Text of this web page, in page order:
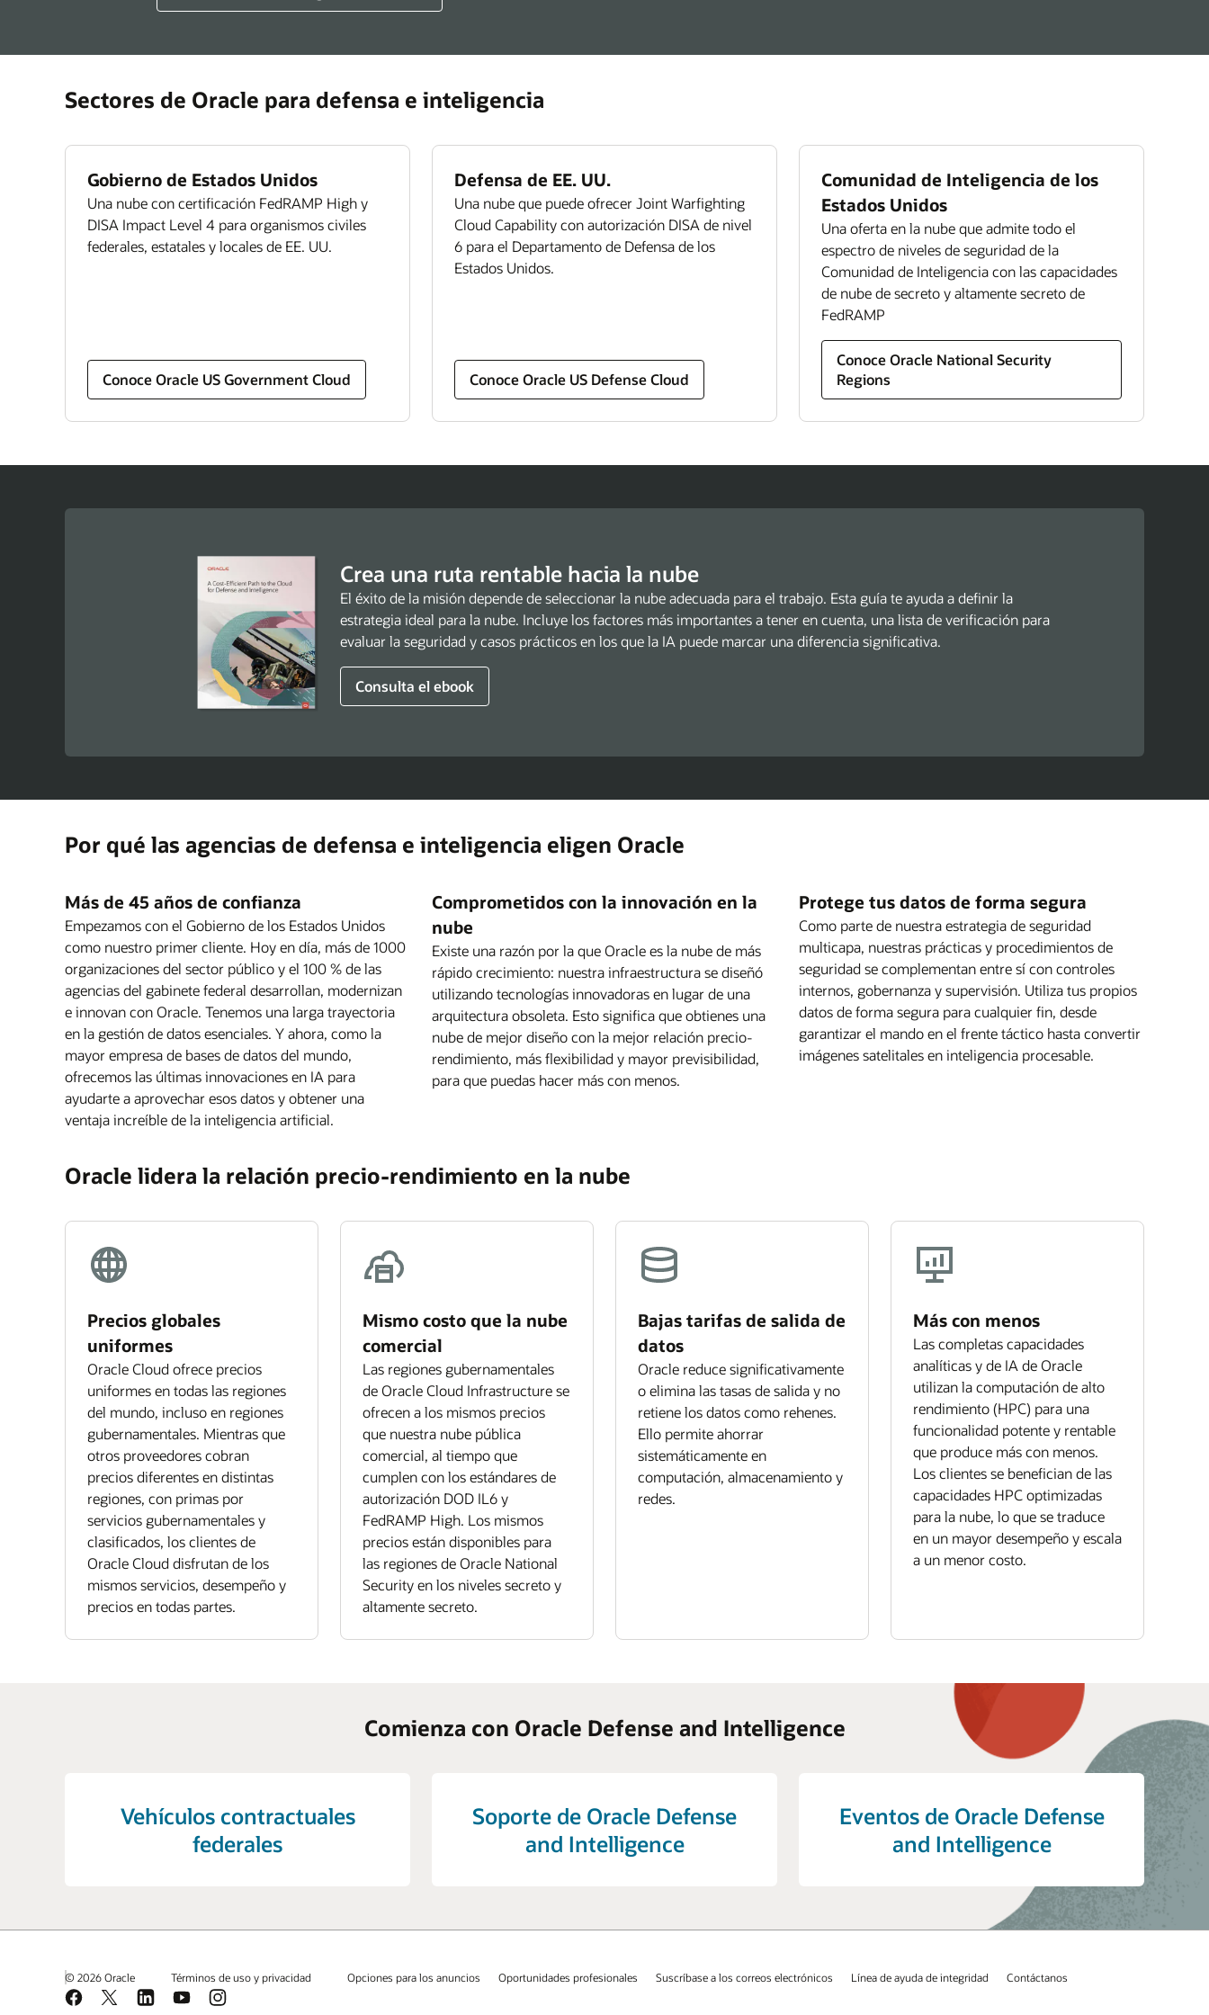
empleado coherente en todos los dispositivos, centraliza
y ofrece nuevas capacidades para preparar al personal.
Conoce Oracle Human Capital Management
rendimiento (PDF)
últimas tecnologías que incorpora Federal Financials.
Sectores de Oracle para defensa e inteligencia
Gobierno de Estados Unidos
Una nube con certificación FedRAMP High y
DISA Impact Level 4 para organismos civiles
federales, estatales y locales de EE. UU.
Conoce Oracle US Government Cloud
Defensa de EE. UU.
Una nube que puede ofrecer Joint Warfighting
Cloud Capability con autorización DISA de nivel
6 para el Departamento de Defensa de los
Estados Unidos.
Conoce Oracle US Defense Cloud
Comunidad de Inteligencia de los
Estados Unidos
Una oferta en la nube que admite todo el
espectro de niveles de seguridad de la
Comunidad de Inteligencia con las capacidades
de nube de secreto y altamente secreto de
FedRAMP
Conoce Oracle National Security
Regions
Crea una ruta rentable hacia la nube
El éxito de la misión depende de seleccionar la nube adecuada para el trabajo. Esta guía te ayuda a definir la
estrategia ideal para la nube. Incluye los factores más importantes a tener en cuenta, una lista de verificación para
evaluar la seguridad y casos prácticos en los que la IA puede marcar una diferencia significativa.
Consulta el ebook
Por qué las agencias de defensa e inteligencia eligen Oracle
Más de 45 años de confianza
Empezamos con el Gobierno de los Estados Unidos
como nuestro primer cliente. Hoy en día, más de 1000
organizaciones del sector público y el 100 % de las
agencias del gabinete federal desarrollan, modernizan
e innovan con Oracle. Tenemos una larga trayectoria
en la gestión de datos esenciales. Y ahora, como la
mayor empresa de bases de datos del mundo,
ofrecemos las últimas innovaciones en IA para
ayudarte a aprovechar esos datos y obtener una
ventaja increíble de la inteligencia artificial.
Comprometidos con la innovación en la
nube
Existe una razón por la que Oracle es la nube de más
rápido crecimiento: nuestra infraestructura se diseñó
utilizando tecnologías innovadoras en lugar de una
arquitectura obsoleta. Esto significa que obtienes una
nube de mejor diseño con la mejor relación precio-
rendimiento, más flexibilidad y mayor previsibilidad,
para que puedas hacer más con menos.
Protege tus datos de forma segura
Como parte de nuestra estrategia de seguridad
multicapa, nuestras prácticas y procedimientos de
seguridad se complementan entre sí con controles
internos, gobernanza y supervisión. Utiliza tus propios
datos de forma segura para cualquier fin, desde
garantizar el mando en el frente táctico hasta convertir
imágenes satelitales en inteligencia procesable.
Oracle lidera la relación precio-rendimiento en la nube
Precios globales
uniformes
Oracle Cloud ofrece precios
uniformes en todas las regiones
del mundo, incluso en regiones
gubernamentales. Mientras que
otros proveedores cobran
precios diferentes en distintas
regiones, con primas por
servicios gubernamentales y
clasificados, los clientes de
Oracle Cloud disfrutan de los
mismos servicios, desempeño y
precios en todas partes.
Mismo costo que la nube
comercial
Las regiones gubernamentales
de Oracle Cloud Infrastructure se
ofrecen a los mismos precios
que nuestra nube pública
comercial, al tiempo que
cumplen con los estándares de
autorización DOD IL6 y
FedRAMP High. Los mismos
precios están disponibles para
las regiones de Oracle National
Security en los niveles secreto y
altamente secreto.
Bajas tarifas de salida de
datos
Oracle reduce significativamente
o elimina las tasas de salida y no
retiene los datos como rehenes.
Ello permite ahorrar
sistemáticamente en
computación, almacenamiento y
redes.
Más con menos
Las completas capacidades
analíticas y de IA de Oracle
utilizan la computación de alto
rendimiento (HPC) para una
funcionalidad potente y rentable
que produce más con menos.
Los clientes se benefician de las
capacidades HPC optimizadas
para la nube, lo que se traduce
en un mayor desempeño y escala
a un menor costo.
Comienza con Oracle Defense and Intelligence
Vehículos contractuales
federales
Soporte de Oracle Defense
and Intelligence
Eventos de Oracle Defense
and Intelligence
© 2026 Oracle Términos de uso y privacidad Opciones para los anuncios Oportunidades profesionales Suscríbase a los correos electrónicos Línea de ayuda de integridad Contáctanos
Facebook
X LinkedInYouTubeInstagram